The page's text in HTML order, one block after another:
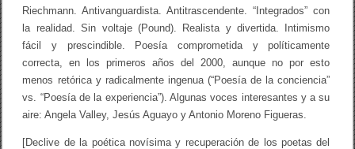
Riechmann. Antivanguardista. Antitrascendente. “Integrados” con
la realidad. Sin voltaje (Pound). Realista y divertida. Intimismo
fácil y prescindible. Poesía comprometida y políticamente
correcta, en los primeros años del 2000, aunque no por esto
menos retórica y radicalmente ingenua (“Poesía de la conciencia”
vs. “Poesía de la experiencia”). Algunas voces interesantes y a su
aire: Angela Valley, Jesús Aguayo y Antonio Moreno Figueras.
[Declive de la poética novísima y recuperación de los poetas del